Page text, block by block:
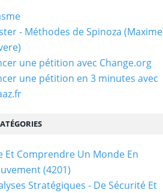
- Méthodes de Spinoza (Maxime
une pétition avec Change.org
une pétition en 3 minutes avec
Et Comprendre Un Monde En
(4201)
Stratégiques - De Sécurité Et